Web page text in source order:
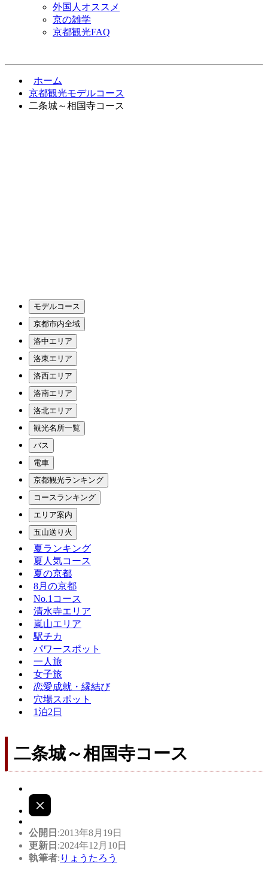
外国人オススメ
京の雑学
京都観光FAQ
ホーム
京都観光モデルコース
二条城～相国寺コース
モデルコース
京都市内全域
洛中エリア
洛東エリア
洛西エリア
洛南エリア
洛北エリア
観光名所一覧
バス
電車
京都観光ランキング
コースランキング
エリア案内
五山送り火
夏ランキング
夏人気コース
夏の京都
8月の京都
No.1コース
清水寺エリア
嵐山エリア
駅チカ
パワースポット
一人旅
女子旅
恋愛成就・縁結び
穴場スポット
1泊2日
二条城～相国寺コース
公開日 :2013年8月19日
更新日 :2024年12月10日
執筆者: りょうたろう